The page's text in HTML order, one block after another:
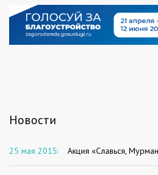
Новости
25 мая 2015: Акция «Славься,